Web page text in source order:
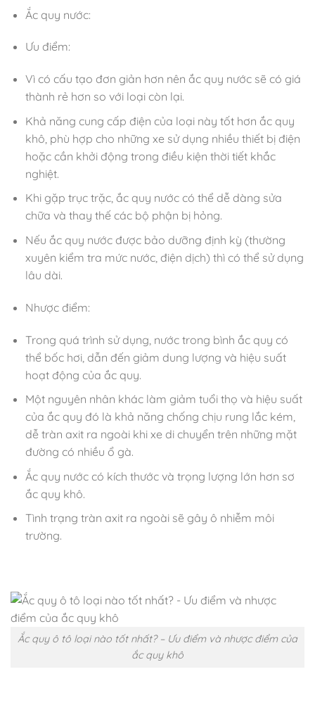
Ắc quy nước:
Ưu điểm:
Vì có cấu tạo đơn giản hơn nên ắc quy nước sẽ có giá
thành rẻ hơn so với loại còn lại.
Khả năng cung cấp điện của loại này tốt hơn ắc quy
khô, phù hợp cho những xe sử dụng nhiều thiết bị điện
hoặc cần khởi động trong điều kiện thời tiết khắc
nghiệt.
Khi gặp trục trặc, ắc quy nước có thể dễ dàng sửa
chữa và thay thế các bộ phận bị hỏng.
Nếu ắc quy nước được bảo dưỡng định kỳ (thường
xuyên kiểm tra mức nước, điện dịch) thì có thể sử dụng
lâu dài.
Nhược điểm:
Trong quá trình sử dụng, nước trong bình ắc quy có
thể bốc hơi, dẫn đến giảm dung lượng và hiệu suất
hoạt động của ắc quy.
Một nguyên nhân khác làm giảm tuổi thọ và hiệu suất
của ắc quy đó là khả năng chống chịu rung lắc kém,
dễ tràn axit ra ngoài khi xe di chuyển trên những mặt
đường có nhiều ổ gà.
Ắc quy nước có kích thước và trọng lượng lớn hơn sơ
ắc quy khô.
Tình trạng tràn axit ra ngoài sẽ gây ô nhiễm môi
trường.
Ắc quy ô tô loại nào tốt nhất? – Ưu điểm và nhược điểm của
ắc quy khô